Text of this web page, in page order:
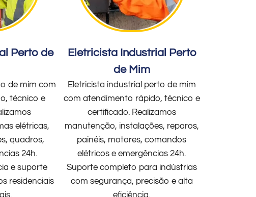
Perto de
de mim com
técnico e
elétricas,
quadros,
24h.
e suporte
residenciais
Eletricista Industrial Perto
de Mim
Eletricista industrial perto de mim
com atendimento rápido, técnico e
certificado. Realizamos
manutenção, instalações, reparos,
painéis, motores, comandos
elétricos e emergências 24h.
Suporte completo para indústrias
com segurança, precisão e alta
eficiência.